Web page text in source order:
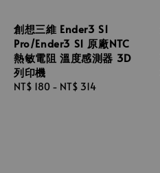
創想三維 Ender3 S1
Pro/Ender3 S1 原廠NTC
熱敏電阻 溫度感測器 3D
列印機
Regular
NT$ 180 - NT$ 314